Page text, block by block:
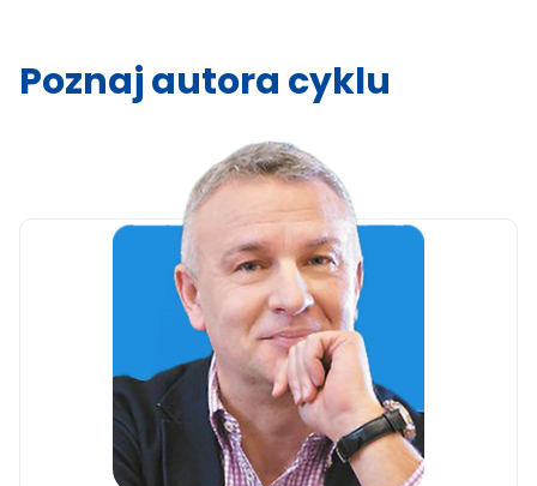
Poznaj autora cyklu